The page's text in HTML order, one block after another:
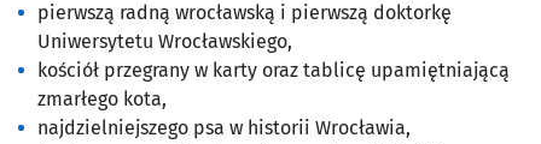
pierwszą radną wrocławską i pierwszą doktorkę
Uniwersytetu Wrocławskiego,
kościół przegrany w karty oraz tablicę upamiętniającą
zmarłego kota,
najdzielniejszego psa w historii Wrocławia,